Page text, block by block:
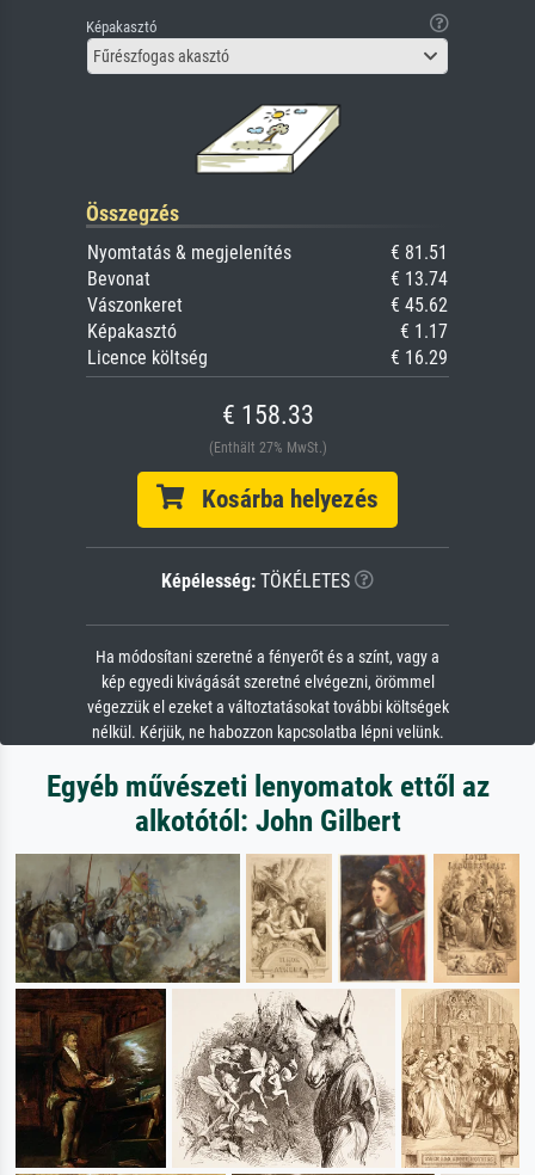
Képakasztó
Fűrészfogas akasztó
Összegzés
Nyomtatás & megjelenítés
€ 81.51
Bevonat
€ 13.74
Vászonkeret
€ 45.62
Képakasztó
€ 1.17
Licence költség
€ 16.29
€ 158.33
(Enthält 27% MwSt.)
Kosárba helyezés
Képélesség: TÖKÉLETES
Ha módosítani szeretné a fényerőt és a színt, vagy a
kép egyedi kivágását szeretné elvégezni, örömmel
végezzük el ezeket a változtatásokat további költségek
nélkül. Kérjük, ne habozzon kapcsolatba lépni velünk.
Egyéb művészeti lenyomatok ettől az
alkotótól: John Gilbert